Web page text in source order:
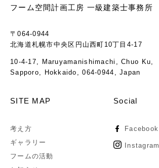
フーム空間計画工房 一級建築士事務所
〒064-0944
北海道札幌市中央区円山西町10丁目4-17
10-4-17, Maruyamanishimachi, Chuo Ku,
Sapporo, Hokkaido, 064-0944, Japan
SITE MAP
考え方
ギャラリー
フームの活動
Social
Facebook
Instagram